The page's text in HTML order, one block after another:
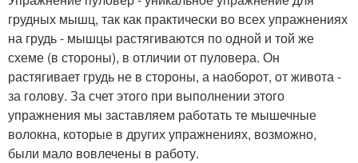
грудных мышц, так как практически во всех упражнениях
на грудь - мышцы растягиваются по одной и той же
схеме (в стороны), в отличии от пуловера. Он
растягивает грудь не в стороны, а наоборот, от живота -
за голову. За счет этого при выполнении этого
упражнения мы заставляем работать те мышечные
волокна, которые в других упражнениях, возможно,
были мало вовлечены в работу.